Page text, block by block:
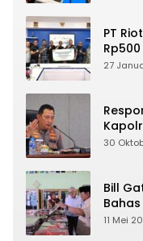
PT
27
Tegas
30
Bill
11 Mei